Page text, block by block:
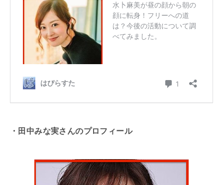
・田中みな実さんのプロフィール